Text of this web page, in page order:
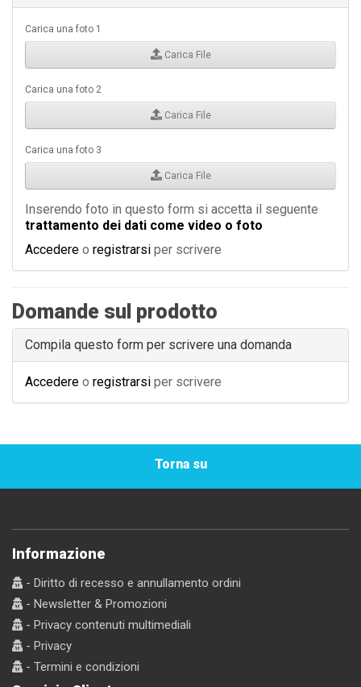
Carica una foto 1
Carica File
Carica una foto 2
Carica File
Carica una foto 3
Carica File
Inserendo foto in questo form si accetta il seguente
trattamento dei dati come video o foto
Accedere o registrarsi per scrivere
Domande sul prodotto
Compila questo form per scrivere una domanda
Accedere o registrarsi per scrivere
Torna su
Informazione
- Diritto di recesso e annullamento ordini
- Newsletter & Promozioni
- Privacy contenuti multimediali
- Privacy
- Termini e condizioni